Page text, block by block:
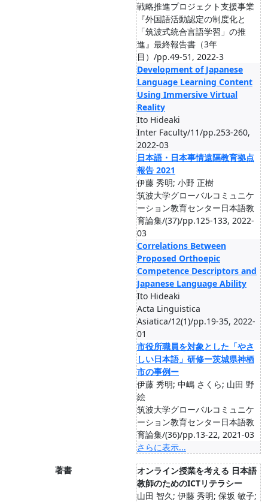
戦略推進プロジェクト支援事業
『外国語活動認定の制度化と
「筑波式統合言語学習」の推
進』最終報告書（3年
目）/pp.49-51, 2022-3
Development of Japanese
Language Learning Content
Using Immersive Virtual
Reality
Ito Hideaki
Inter Faculty/11/pp.253-260,
2022-03
日本語・日本事情遠隔教育拠点
報告 2021
伊藤 秀明; 小野 正樹
筑波大学グローバルコミュニケ
ーション教育センター日本語教
育論集/(37)/pp.125-133, 2022-
03
Correlations Between
Proposed Orthoepic
Competence Descriptors and
Japanese Language Ability
Ito Hideaki
Acta Linguistica
Asiatica/12(1)/pp.19-35, 2022-
01
市役所職員を対象とした「やさ
しい日本語」研修ー茨城県神栖
市の事例ー
伊藤 秀明; 中嶋 さくら; 山田 野
絵
筑波大学グローバルコミュニケ
ーション教育センター日本語教
育論集/(36)/pp.13-22, 2021-03
さらに表示...
著書
オンライン授業を考える 日本語
教師のためのICTリテラシー
山田 智久; 伊藤 秀明; 保坂 敏子;